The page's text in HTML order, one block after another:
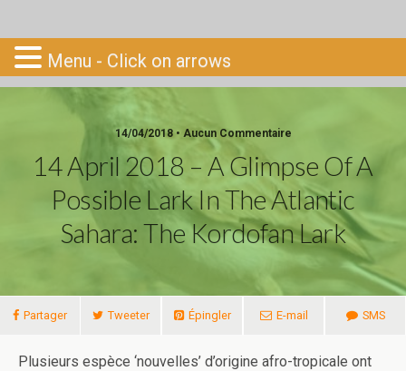
Go-South
14/04/2018 • Aucun Commentaire
14 April 2018 – A Glimpse Of A
Possible Lark In The Atlantic
Sahara: The Kordofan Lark
Partager Tweeter Épingler E-mail SMS
Plusieurs espèce ‘nouvelles’ d’origine afro-tropicale ont
Menu - Click on arrows